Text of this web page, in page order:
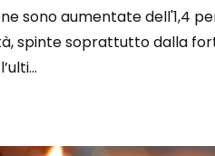
sono aumentate dell'1,4
spinte soprattutto dalla